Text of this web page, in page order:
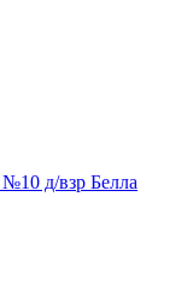
д/взр Белла